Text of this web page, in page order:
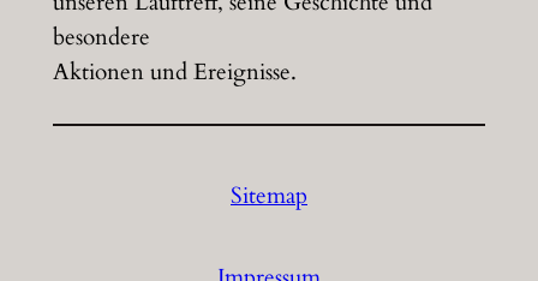
besondere
Aktionen und Ereignisse.
Sitemap